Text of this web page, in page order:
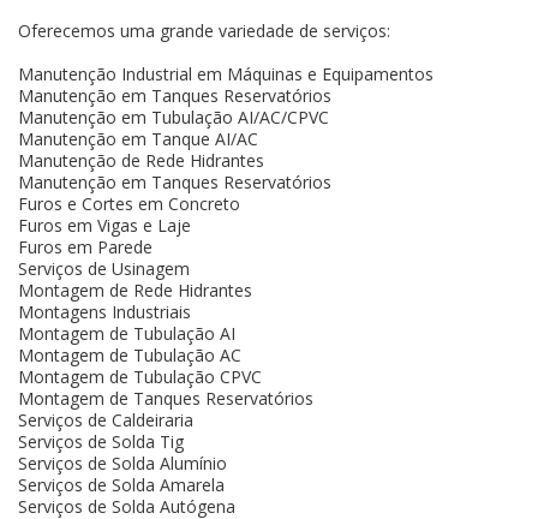
Oferecemos uma grande variedade de serviços:
Manutenção Industrial em Máquinas e Equipamentos
Manutenção em Tanques Reservatórios
Manutenção em Tubulação AI/AC/CPVC
Manutenção em Tanque AI/AC
Manutenção de Rede Hidrantes
Manutenção em Tanques Reservatórios
Furos e Cortes em Concreto
Furos em Vigas e Laje
Furos em Parede
Serviços de Usinagem
Montagem de Rede Hidrantes
Montagens Industriais
Montagem de Tubulação AI
Montagem de Tubulação AC
Montagem de Tubulação CPVC
Montagem de Tanques Reservatórios
Serviços de Caldeiraria
Serviços de Solda Tig
Serviços de Solda Alumínio
Serviços de Solda Amarela
Serviços de Solda Autógena